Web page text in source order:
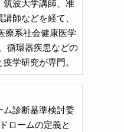
筑波大学講師、准
師などを経て、
療系社会健康医学
循環器疾患などの
学研究が専門。
ム診断基準検討委
ロームの定義と